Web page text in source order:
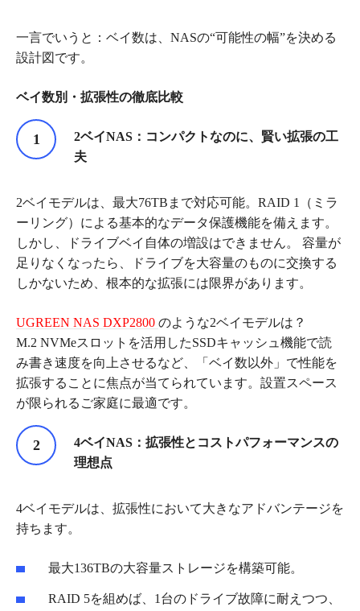
一言でいうと：ベイ数は、NASの“可能性の幅”を決める
設計図です。
ベイ数別・拡張性の徹底比較
2ベイNAS ：コンパクトなのに、賢い拡張の工
夫
2ベイモデルは、最大76TBまで対応可能。RAID 1（ミラ
ーリング）による基本的なデータ保護機能を備えます。
しかし、ドライブベイ自体の増設はできません。 容量が
足りなくなったら、ドライブを大容量のものに交換する
しかないため、根本的な拡張には限界があります。
UGREEN NAS DXP2800 のような2ベイモデルは？
M.2 NVMeスロットを活用したSSDキャッシュ機能で読
み書き速度を向上させるなど、「ベイ数以外」で性能を
拡張することに焦点が当てられています。設置スペース
が限られるご家庭に最適です。
4ベイNAS ：拡張性とコストパフォーマンスの
理想点
4ベイモデルは、拡張性において大きなアドバンテージを
持ちます。
最大136TBの大容量ストレージを構築可能。
RAID 5を組めば、1台のドライブ故障に耐えつつ、